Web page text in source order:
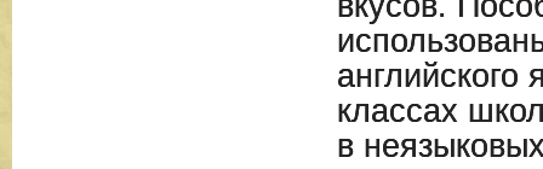
английского
классах
в